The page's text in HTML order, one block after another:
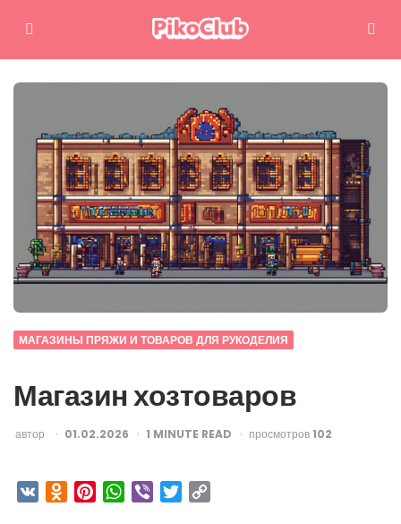
Меню Поиск
МАГАЗИНЫ ПРЯЖИ И ТОВАРОВ ДЛЯ РУКОДЕЛИЯ
Магазин хозтоваров
ОПУБЛИКОВАНО
автор 01.02.2026 1 MINUTE READ просмотров 102
VK Odnoklassniki
PinterestWhatsApp
Viber Twitter